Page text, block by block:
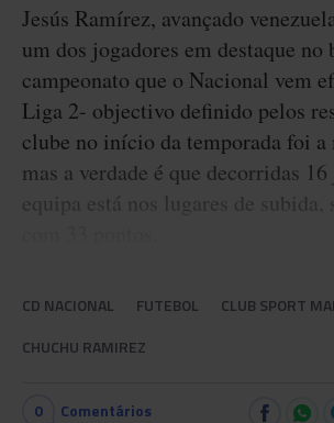
Jesús Ramírez, avançado
um dos jogadores em destaque no
campeonato que o Nacional vem
Liga 2- objectivo definido pelos
clube no início da temporada foi a
mas a verdade é que decorridas
equipa está nos lugares de subida,
CD NACIONAL FUTEBOL
CLUB SPORT
CHUCHU RAMIREZ
0 Comentários